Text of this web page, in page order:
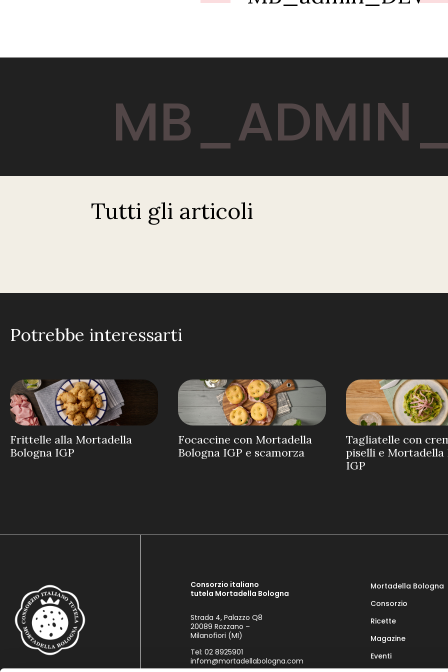
Tutti gli articoli
Potrebbe interessarti
Frittelle alla Mortadella
Bologna IGP
Focaccine con Mortadella
Bologna IGP e scamorza
Tagliatelle con
piselli e Mortadella
IGP
Consorzio italiano
tutela Mortadella Bologna
Strada 4, Palazzo Q8
20089 Rozzano –
Milanofiori (MI)
Tel: 02 8925901
infom@mortadellabologna.com
Mortadella Bologna
Consorzio
Ricette
Magazine
Eventi